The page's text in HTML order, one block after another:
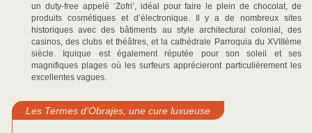
un duty-free appelé ‘Zofri’, idéal pour faire le plein de chocolat, de
produits cosmétiques et d’électronique. Il y a de nombreux sites
historiques avec des bâtiments au style architectural colonial, des
casinos, des clubs et théâtres, et la cathédrale Parroquia du XVIIIème
siècle. Iquique est également réputée pour son soleil et ses
magnifiques plages où les surfeurs apprécieront particulièrement les
excellentes vagues.
Les Termes d’Obrajes, une cure luxueuse